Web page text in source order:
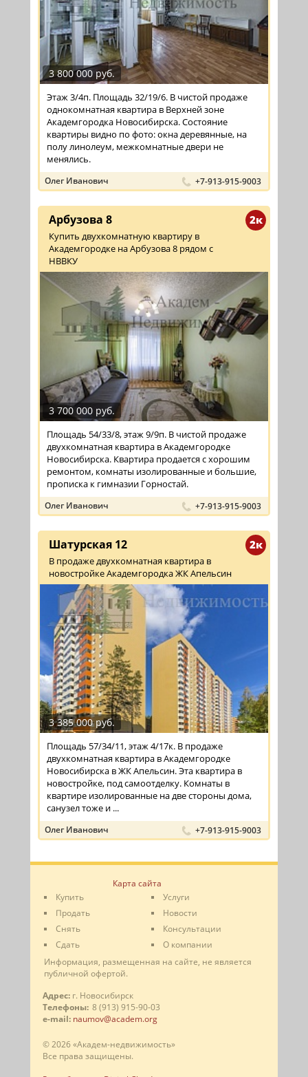
3 800 000 руб.
Этаж 3/4п. Площадь 32/19/6. В чистой продаже
однокомнатная квартира в Верхней зоне
Академгородка Новосибирска. Состояние
квартиры видно по фото: окна деревянные, на
полу линолеум, межкомнатные двери не
менялись.
Олег Иванович +7-913-915-9003
2к
Арбузова 8
Купить двухкомнатную квартиру в
Академгородке на Арбузова 8 рядом с
НВВКУ
3 700 000 руб.
Площадь 54/33/8, этаж 9/9п. В чистой продаже
двухкомнатная квартира в Академгородке
Новосибирска. Квартира продается с хорошим
ремонтом, комнаты изолированные и большие,
прописка к гимназии Горностай.
Олег Иванович +7-913-915-9003
2к
Шатурская 12
В продаже двухкомнатная квартира в
новостройке Академгородка ЖК Апельсин
3 385 000 руб.
Площадь 57/34/11, этаж 4/17к. В продаже
двухкомнатная квартира в Академгородке
Новосибирска в ЖК Апельсин. Эта квартира в
новостройке, под самоотделку. Комнаты в
квартире изолированные на две стороны дома,
санузел тоже и ...
Олег Иванович +7-913-915-9003
Карта сайта
Купить
Продать
Снять
Сдать
Услуги
Новости
Консультации
О компании
Информация, размещенная на сайте, не является
публичной офертой.
Адрес: г. Новосибирск
Телефоны: 8 (913) 915-90-03
e-mail: naumov@academ.org
© 2026 «Академ-недвижимость»
Все права защищены.